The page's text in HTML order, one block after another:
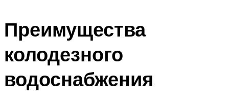
Преимущества
колодезного
водоснабжения